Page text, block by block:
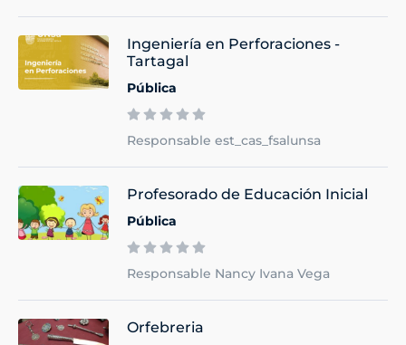
Ingeniería en Perforaciones -
Tartagal
Pública
Responsable est_cas_fsalunsa
Profesorado de Educación Inicial
Pública
Responsable Nancy Ivana Vega
Orfebreria